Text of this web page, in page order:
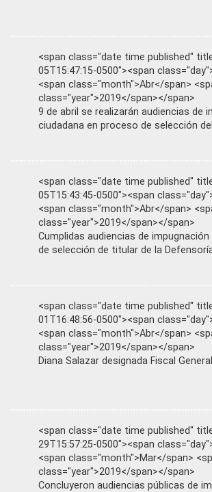
<span class="date time published"
05T15:47:15-0500"><span
<span class="month">Abr</span>
class="year">2019</span></span>
9 de abril se realizarán audiencias de
ciudadana en proceso de selección
<span class="date time published"
05T15:43:45-0500"><span
<span class="month">Abr</span>
class="year">2019</span></span>
Cumplidas audiencias de
de selección de titular de la
<span class="date time published"
01T16:48:56-0500"><span
<span class="month">Abr</span>
class="year">2019</span></span>
Diana Salazar designada Fiscal
<span class="date time published"
29T15:57:25-0500"><span
<span class="month">Mar</span>
class="year">2019</span></span>
Concluyeron audiencias públicas de